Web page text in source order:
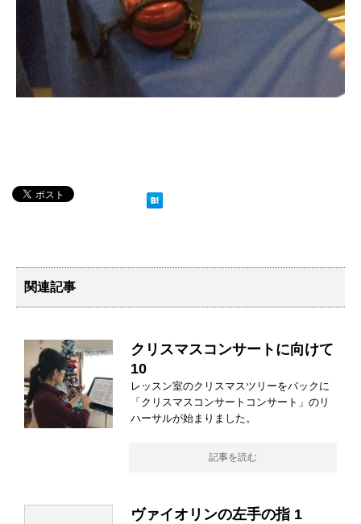
関連記事
クリスマスコンサートに向けて
10
レッスン室のクリスマスツリーをバックに
「クリスマスコンサートコンサート」のリ
ハーサルが始まりました。
記事を読む
ヴァイオリンの左手の指 1